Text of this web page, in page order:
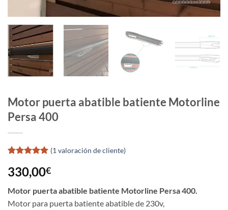
Motor puerta abatible batiente Motorline
Persa 400
con5de 5
en base a
valoración
de un
cliente
(1 valoración de cliente)
330,00€
Motor puerta abatible batiente Motorline Persa 400.
Motor para puerta batiente abatible de 230v,